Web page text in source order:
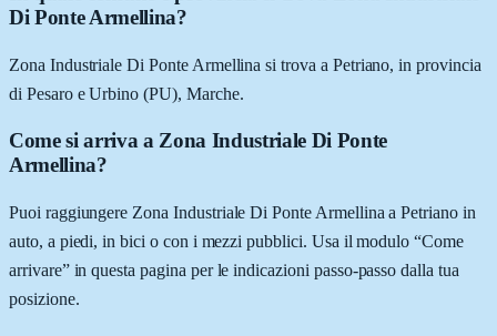
Di Ponte Armellina?
Zona Industriale Di Ponte Armellina si trova a Petriano, in provincia
di Pesaro e Urbino (PU), Marche.
Come si arriva a Zona Industriale Di Ponte
Armellina?
Puoi raggiungere Zona Industriale Di Ponte Armellina a Petriano in
auto, a piedi, in bici o con i mezzi pubblici. Usa il modulo “Come
arrivare” in questa pagina per le indicazioni passo-passo dalla tua
posizione.